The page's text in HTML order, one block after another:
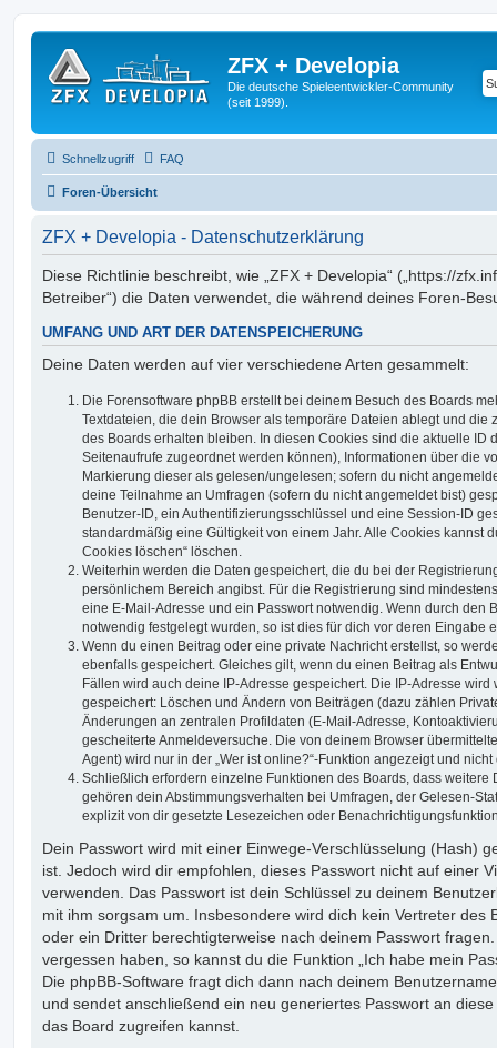
ZFX + Developia
Die deutsche Spieleentwickler-Community
(seit 1999).
Schnellzugriff FAQ
Foren-Übersicht
ZFX + Developia - Datenschutzerklärung
Diese Richtlinie beschreibt, wie „ZFX + Developia“ („https://
Betreiber“) die Daten verwendet, die während deines Foren-
UMFANG UND ART DER DATENSPEICHERUNG
Deine Daten werden auf vier verschiedene Arten gesammelt:
Die Forensoftware phpBB erstellt bei deinem Besuch des Boards
Textdateien, die dein Browser als temporäre Dateien ablegt und die
des Boards erhalten bleiben. In diesen Cookies sind die aktuelle ID
Seitenaufrufe zugeordnet werden können), Informationen über die
Markierung dieser als gelesen/ungelesen; sofern du nicht
deine Teilnahme an Umfragen (sofern du nicht angemeldet bist)
Benutzer-ID, ein Authentifizierungsschlüssel und eine Session-ID
standardmäßig eine Gültigkeit von einem Jahr. Alle Cookies kannst
Cookies löschen“ löschen.
Weiterhin werden die Daten gespeichert, die du bei der
persönlichem Bereich angibst. Für die Registrierung sind
eine E-Mail-Adresse und ein Passwort notwendig. Wenn durch den
notwendig festgelegt wurden, so ist dies für dich vor deren Eingabe
Wenn du einen Beitrag oder eine private Nachricht erstellst, so
ebenfalls gespeichert. Gleiches gilt, wenn du einen Beitrag als
Fällen wird auch deine IP-Adresse gespeichert. Die IP-Adresse
gespeichert: Löschen und Ändern von Beiträgen (dazu zählen
Änderungen an zentralen Profildaten (E-Mail-Adresse,
gescheiterte Anmeldeversuche. Die von deinem Browser
Agent) wird nur in der „Wer ist online?“-Funktion angezeigt und
Schließlich erfordern einzelne Funktionen des Boards, dass weitere
gehören dein Abstimmungsverhalten bei Umfragen, der Gelesen-
explizit von dir gesetzte Lesezeichen oder
Dein Passwort wird mit einer Einwege-Verschlüsselung (Hash)
ist. Jedoch wird dir empfohlen, dieses Passwort nicht auf einer
verwenden. Das Passwort ist dein Schlüssel zu deinem
mit ihm sorgsam um. Insbesondere wird dich kein Vertreter des
oder ein Dritter berechtigterweise nach deinem Passwort
vergessen haben, so kannst du die Funktion „Ich habe mein
Die phpBB-Software fragt dich dann nach deinem
und sendet anschließend ein neu generiertes Passwort an
das Board zugreifen kannst.